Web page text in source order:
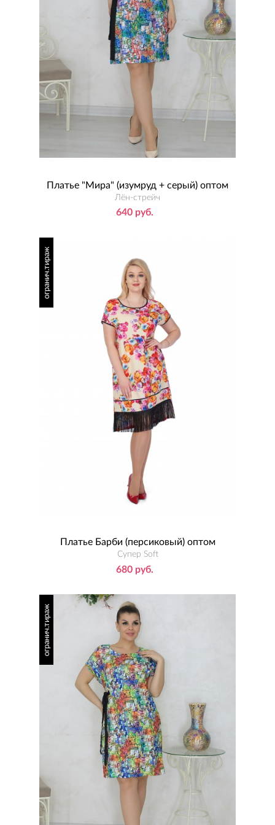
Платье "Мира" (изумруд + серый) оптом
Лён-стрейч
640 руб.
огранич.тираж
Платье Барби (персиковый) оптом
Супер Soft
680 руб.
огранич.тираж